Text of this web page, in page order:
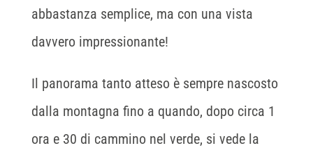
abbastanza semplice, ma con una vista
davvero impressionante!
Il panorama tanto atteso è sempre nascosto
dalla montagna fino a quando, dopo circa 1
ora e 30 di cammino nel verde, si vede la